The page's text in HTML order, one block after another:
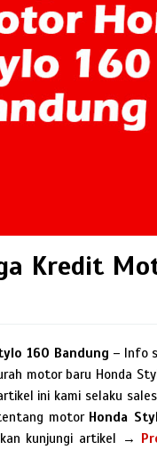
Kredit
160 Bandung – Info
motor baru Honda
ini kami selaku
motor Honda
kunjungi artikel →